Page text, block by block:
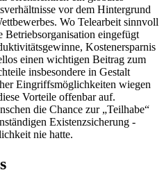
vor dem Hintergrund
Wo Telearbeit sinnvoll
eingefügt
Kostenersparnis
einen wichtigen Beitrag zum
insbesondere in Gestalt
Eingriffsmöglichkeiten wiegen
Vorteile offenbar auf.
die Chance zur „Teilhabe“
Existenzsicherung -
nie hatte.